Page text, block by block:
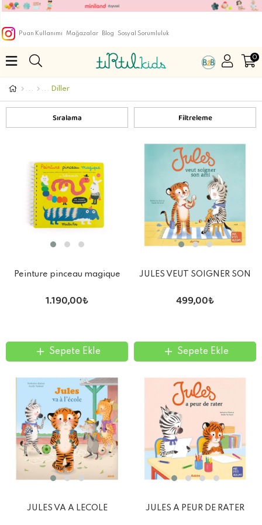
Puan Kullanımı Mağazalar Blog Sosyal Sorumluluk
0
Diller
Filtreleme
Sıralama
Peinture pinceau magique
1.190,00₺
Sepete Ekle
JULES VEUT SOIGNER SON
499,00₺
Sepete Ekle
JULES VA A LECOLE JULES A PEUR DE RATER